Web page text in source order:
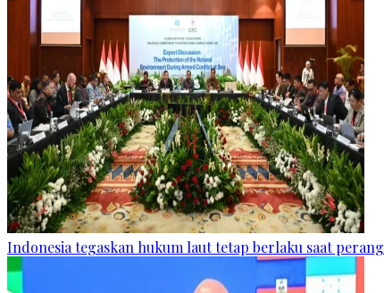
Indonesia tegaskan hukum laut tetap berlaku saat perang